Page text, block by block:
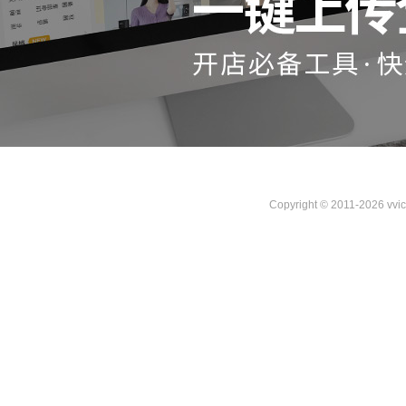
Copyright © 2011-2026